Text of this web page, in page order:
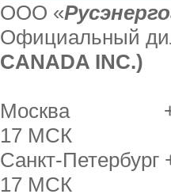
ООО «
Официальный
CANADA INC.)
Москва +7
17 МСК
Санкт-
17 МСК